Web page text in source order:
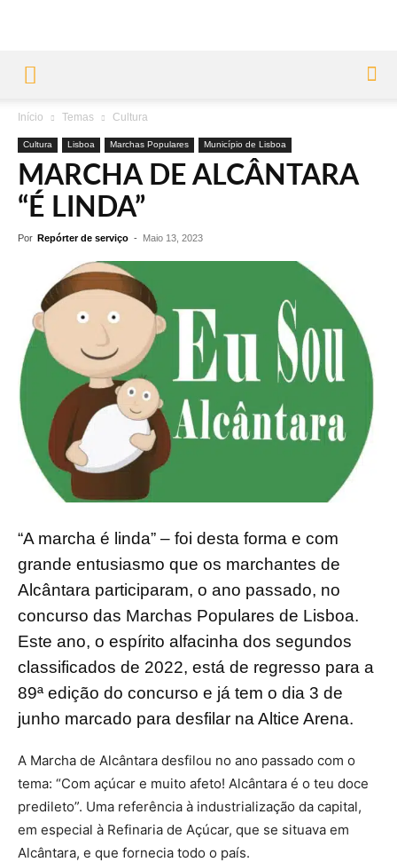
Início Temas Cultura
Cultura Lisboa Marchas Populares Município de Lisboa
MARCHA DE ALCÂNTARA
“É LINDA”
Por Repórter de serviço - Maio 13, 2023
“A marcha é linda” – foi desta forma e com
grande entusiasmo que os marchantes de
Alcântara participaram, o ano passado, no
concurso das Marchas Populares de Lisboa.
Este ano, o espírito alfacinha dos segundos
classificados de 2022, está de regresso para a
89ª edição do concurso e já tem o dia 3 de
junho marcado para desfilar na Altice Arena.
A Marcha de Alcântara desfilou no ano passado com o
tema: “Com açúcar e muito afeto! Alcântara é o teu doce
predileto”. Uma referência à industrialização da capital,
em especial à Refinaria de Açúcar, que se situava em
Alcântara, e que fornecia todo o país.